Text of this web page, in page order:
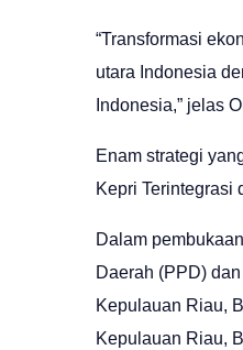
“Transformasi
utara Indonesia
Indonesia,” jelas
Enam strategi
Kepri Terintegrasi
Dalam
Daerah (PPD)
Kepulauan Riau,
Kepulauan Riau,